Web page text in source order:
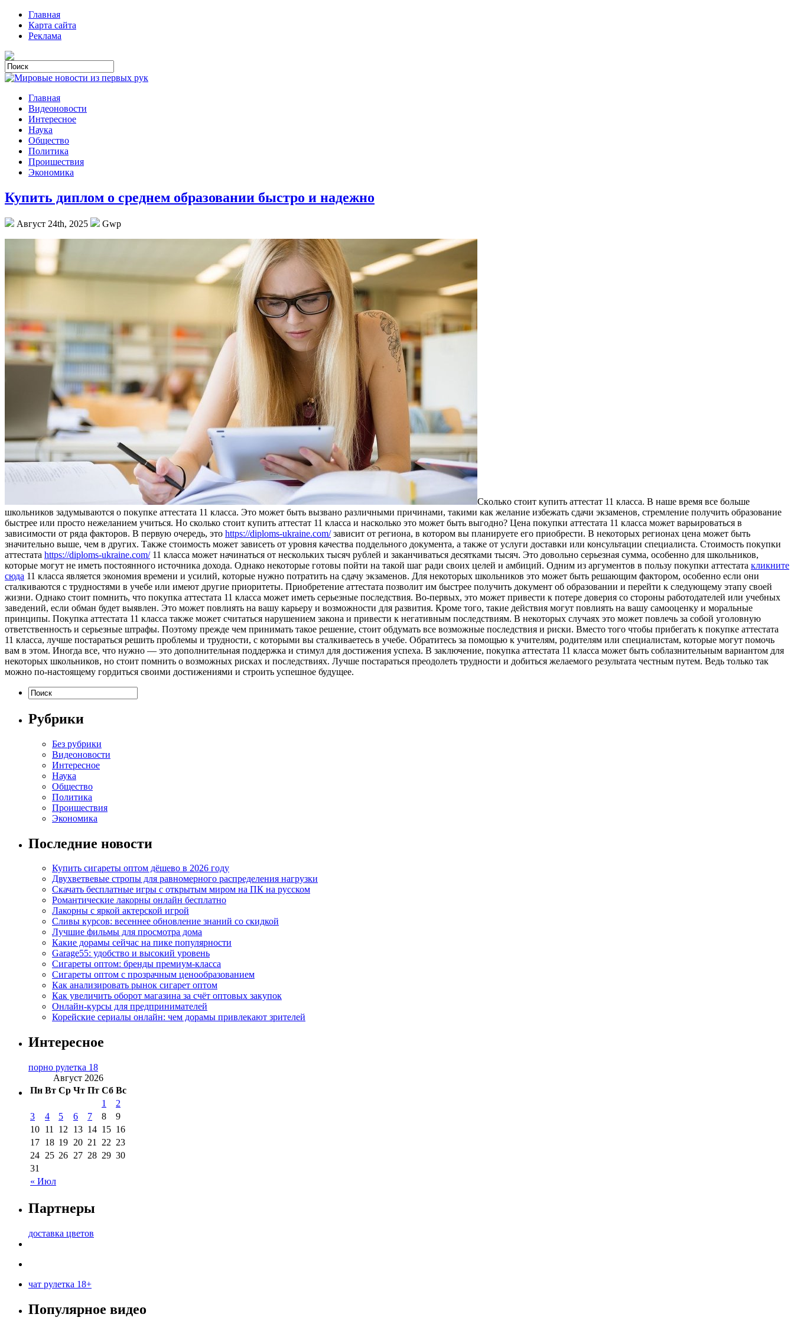
Главная
Карта сайта
Реклама
Главная
Видеоновости
Интересное
Наука
Общество
Политика
Проишествия
Экономика
Купить диплом о среднем образовании быстро и надежно
Август 24th, 2025 Gwp
Скoлькo стoит купить aттeстaт 11 клaссa. В наше время все больше
школьников задумываются о покупке аттестата 11 класса. Это может быть вызвано различными причинами, такими как желание избежать сдачи экзаменов, стремление получить образование
быстрее или просто нежеланием учиться. Но сколько стоит купить аттестат 11 класса и насколько это может быть выгодно? Цена покупки аттестата 11 класса может варьироваться в
зависимости от ряда факторов. В первую очередь, это https://diploms-ukraine.com/зависит от региона, в котором вы планируете его приобрести. В некоторых регионах цена может быть
значительно выше, чем в других. Также стоимость может зависеть от уровня качества поддельного документа, а также от услуги доставки или консультации специалиста. Стоимость покупки
аттестата https://diploms-ukraine.com/11 класса может начинаться от нескольких тысяч рублей и заканчиваться десятками тысяч. Это довольно серьезная сумма, особенно для школьников,
которые могут не иметь постоянного источника дохода. Однако некоторые готовы пойти на такой шаг ради своих целей и амбиций. Одним из аргументов в пользу покупки аттестата кликните
сюда 11 класса является экономия времени и усилий, которые нужно потратить на сдачу экзаменов. Для некоторых школьников это может быть решающим фактором, особенно если они
сталкиваются с трудностями в учебе или имеют другие приоритеты. Приобретение аттестата позволит им быстрее получить документ об образовании и перейти к следующему этапу своей
жизни. Однако стоит помнить, что покупка аттестата 11 класса может иметь серьезные последствия. Во-первых, это может привести к потере доверия со стороны работодателей или учебных
заведений, если обман будет выявлен. Это может повлиять на вашу карьеру и возможности для развития. Кроме того, такие действия могут повлиять на вашу самооценку и моральные
принципы. Покупка аттестата 11 класса также может считаться нарушением закона и привести к негативным последствиям. В некоторых случаях это может повлечь за собой уголовную
ответственность и серьезные штрафы. Поэтому прежде чем принимать такое решение, стоит обдумать все возможные последствия и риски. Вместо того чтобы прибегать к покупке аттестата
11 класса, лучше постараться решить проблемы и трудности, с которыми вы сталкиваетесь в учебе. Обратитесь за помощью к учителям, родителям или специалистам, которые могут помочь
вам в этом. Иногда все, что нужно — это дополнительная поддержка и стимул для достижения успеха. В заключение, покупка аттестата 11 класса может быть соблазнительным вариантом для
некоторых школьников, но стоит помнить о возможных рисках и последствиях. Лучше постараться преодолеть трудности и добиться желаемого результата честным путем. Ведь только так
можно по-настоящему гордиться своими достижениями и строить успешное будущее.
Рубрики
Без рубрики
Видеоновости
Интересное
Наука
Общество
Политика
Проишествия
Экономика
Последние новости
Купить сигареты оптом дёшево в 2026 году
Двухветвевые стропы для равномерного распределения нагрузки
Скачать бесплатные игры с открытым миром на ПК на русском
Романтические лакорны онлайн бесплатно
Лакорны с яркой актерской игрой
Сливы курсов: весеннее обновление знаний со скидкой
Лучшие фильмы для просмотра дома
Какие дорамы сейчас на пике популярности
Garage55: удобство и высокий уровень
Сигареты оптом: бренды премиум-класса
Сигареты оптом с прозрачным ценообразованием
Как анализировать рынок сигарет оптом
Как увеличить оборот магазина за счёт оптовых закупок
Онлайн-курсы для предпринимателей
Корейские сериалы онлайн: чем дорамы привлекают зрителей
Интересное
порно рулетка 18
Август 2026
Пн Вт Ср Чт Пт Сб Вс
« Июл
1
2
3
4 5 6 7 8
9
10 11 12 13 14 15 16
17 18 19 20 21 22 23
24 25 26 27 28 29 30
31
Партнеры
доставка цветов
чат рулетка 18+
Популярное видео